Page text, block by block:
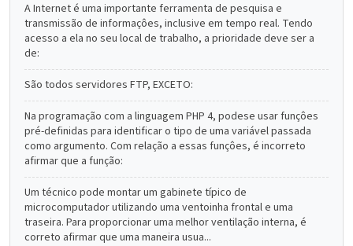
A Internet é uma importante ferramenta de pesquisa e
transmissão de informaçôes, inclusive em tempo real. Tendo
acesso a ela no seu local de trabalho, a prioridade deve ser a
de:
São todos servidores FTP, EXCETO:
Na programação com a linguagem PHP 4, podese usar funçôes
pré-definidas para identificar o tipo de uma variável passada
como argumento. Com relação a essas funçôes, é incorreto
afirmar que a função:
Um técnico pode montar um gabinete típico de
microcomputador utilizando uma ventoinha frontal e uma
traseira. Para proporcionar uma melhor ventilação interna, é
correto afirmar que uma maneira usua...